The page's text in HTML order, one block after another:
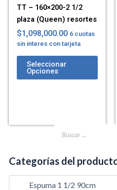
TT – 160×200-2 1/2
plaza (Queen) resortes
$1,098,000.00 6 cuotas
sin interes con tarjeta
Seleccionar
Opciones
Categorías del